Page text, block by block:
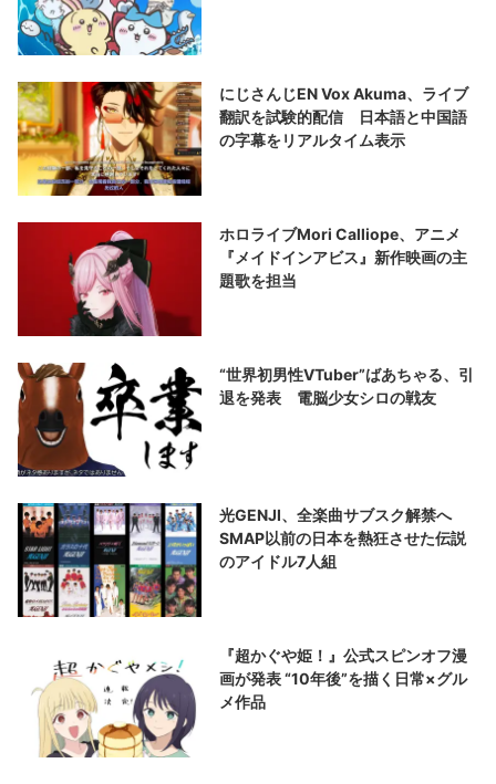
にじさんじEN Vox Akuma、ライブ
翻訳を試験的配信 日本語と中国語
の字幕をリアルタイム表示
ホロライブMori Calliope、アニメ
『メイドインアビス』新作映画の主
題歌を担当
“世界初男性VTuber”ばあちゃる、引
退を発表 電脳少女シロの戦友
光GENJI、全楽曲サブスク解禁へ
SMAP以前の日本を熱狂させた伝説
のアイドル7人組
『超かぐや姫！』公式スピンオフ漫
画が発表 “10年後”を描く日常×グル
メ作品